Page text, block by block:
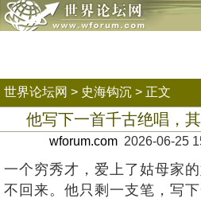
世界论坛网 > 史海钩沉 > 正文
他写下一首千古绝唱，
wforum.com 2026-06-25
一个穷秀才，爱上了姑母家
不回来。他只剩一支笔，写